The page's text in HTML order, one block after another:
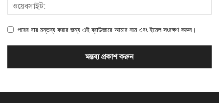
পরের বার মন্তব্য করার জন্য এই ব্রাউজারে আমার নাম এবং ইমেল সংরক্ষণ করুন।